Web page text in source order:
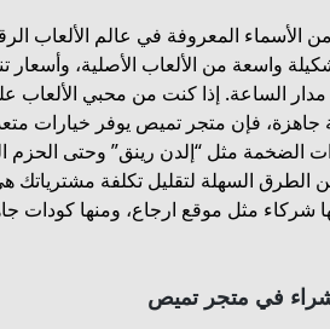
الأسماء المعروفة في عالم الألعاب
واسعة من الألعاب الأصلية، وأسعار
الساعة. إذا كنت من محبي الألعاب
فإن متجر تميص يوفر خيارات
الضخمة مثل “إلدن رينق” وحتى الحزم
الطرق السهلة لتقليل تكلفة مشترياتك
شركاء مثل موقع ارجاع، ومنها كودات
في متجر تميص